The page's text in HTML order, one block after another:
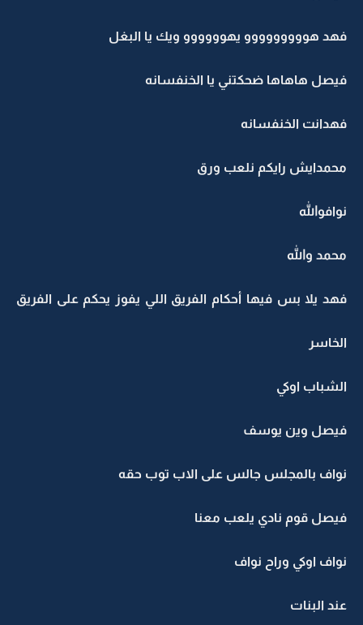
فهد هووووووووو يهوووووو ويك يا البغل
فيصل هاهاها ضحكتني يا الخنفسانه
فهدانت الخنفسانه
محمدايش رايكم نلعب ورق
نوافوالله
محمد والله
فهد يلا بس فيها أحكام الفريق اللي يفوز يحكم على الفريق
الخاسر
الشباب اوكي
فيصل وين يوسف
نواف بالمجلس جالس على الاب توب حقه
فيصل قوم نادي يلعب معنا
نواف اوكي وراح نواف
عند البنات